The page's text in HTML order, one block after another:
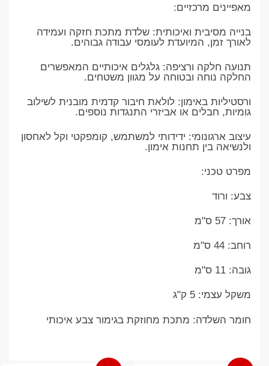
​מאפיינים מרכזיים:
​בנייה מסיבית ואיכותית: שלדת מתכת חזקה ועמידה
לאורך זמן, המיועדת לעומסי עבודה גבוהים.
​תנועה חלקה ורציפה: גלגלים איכותיים המאפשרים
החלקה נוחה ובטוחה על מגוון משטחים.
​ורסטיליות באימון: לולאת חיבור קדמית מובנית לשילוב
גומיות, חבלים או אביזרי התנגדות נוספים.
​עיצוב ארגונומי: ידידותי למשתמש, קומפקטי וקל לאחסון
ולנשיאה בין תחנות אימון.
​מפרט טכני:
​צבע: ורוד
​אורך: 57 ס"מ
​רוחב: 44 ס"מ
​גובה: 11 ס"מ
​משקל עצמי: 5 ק"ג
​חומר השלדה: מתכת מחוזקת בגימור צבע איכותי